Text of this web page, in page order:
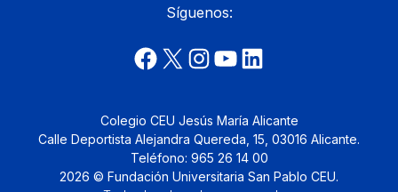
Síguenos:
Colegio CEU Jesús María Alicante
Calle Deportista Alejandra Quereda, 15, 03016 Alicante.
Teléfono: 965 26 14 00
2026 © Fundación Universitaria San Pablo CEU.